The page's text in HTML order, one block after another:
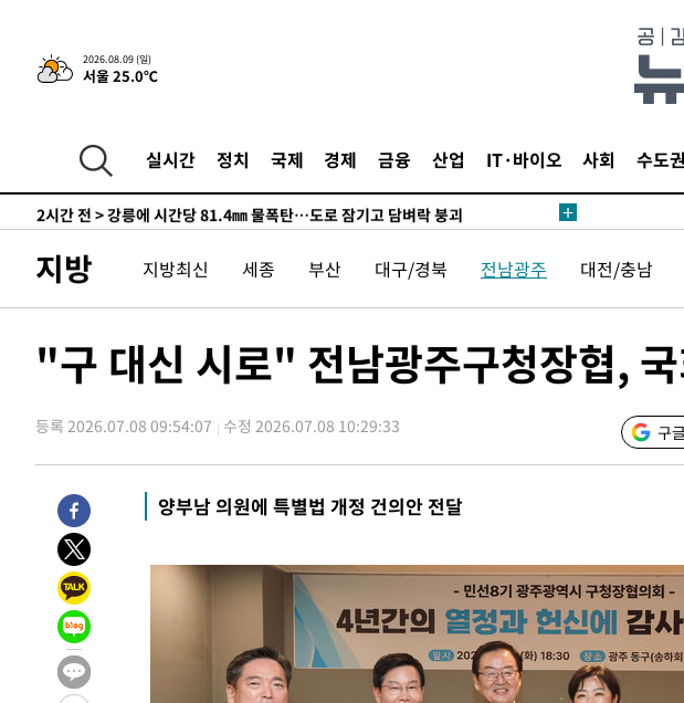
2026.08.09 (일)
서울 25.0℃
실시간 정치 국제 경제 금융 산업 IT·바이오 사회 수도권
-3972초 전 >[속보]與 당대표 경선, 제주·인천 권리당원 투표 김민석 승리
37분 전 >낮 최고 35도 '무더위'…동해안 시간당 30㎜ '강한 비'[내일날씨]
코 이적"
53분 전 >수도권 40도 육박 '펄펄'…동해안 일부 지역엔 호의주의보
온열질환 사망자 3명 늘어…누적 환자 3000명 돌파
2시간 전 >강릉에 시간당 81.4㎜ 물폭탄…도로 잠기고 담벼락 붕괴
4시간 전 >
선재도서 해루질 나섰다 실종 60대, 닷새 만에 숨진 채 발견
5시간 전 >남자 농구, 나고야 아시안게임서 '홈팀' 일본과 한일전
6시간 전 >
극한폭염 한풀 꺾이지만…'낮 최고 35도' 무더위, 열대야 계속[다음주
7시간 전 >[속보]'압수수색·성접대 논란' 축구협회 "실망과 걱정 안겨드려 죄송"
10시간 전 >'최고 37도' 폭염 지속…강원동해안 최대 150㎜ 비
12시간 전 >
[속보]뉴욕증시 상승 마감…S&P 0.6% 나스닥 1.3%↑
-14241초 전 >
이란 "호르무즈 재개방 합의 근접…美 배상 선행돼야"
-5288초 전 >
민수·김용 순
-5241초 전 >
[속보]김민석, 與 전대 당원투표 누적 득표율 45.42%로 1위… 정청
래 44.56%
-4523초 전 >
[속보]與 대표 경선 제주·인천 당원투표…金 47.75%·鄭 42.08%·
宋 10.17%
-4057초 전 >
이강인 "아틀레티코 이적 기뻐…등번호 7번 의미보단 팀 위해 뛸 것"
-3992초 전 >
[속보]與 당대표 경선, 제주·인천 권리당원 투표 김민석 승리
지방 지방최신 세종 부산 대구/경북 전남광주 대전/충남
"구 대신 시로" 전남광주구청장협,
등록 2026.07.08 09:54:07 수정 2026.07.08 10:29:33 구
양부남 의원에 특별법 개정 건의안 전달